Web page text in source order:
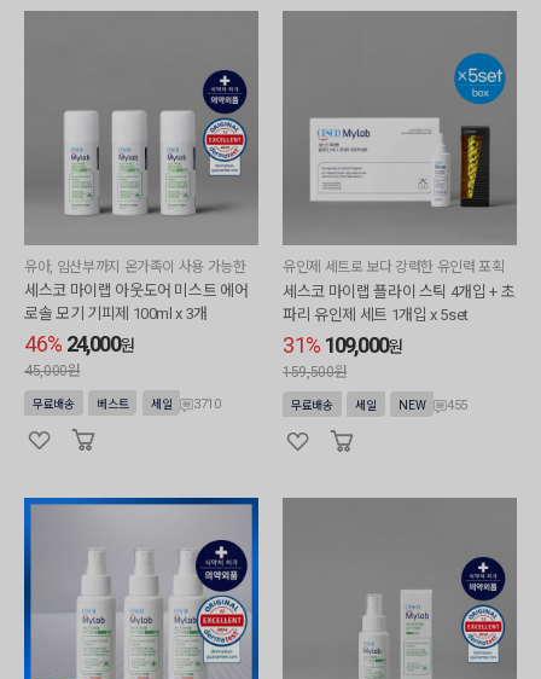
유아, 임산부까지 온가족이 사용 가능한
세스코 마이랩 아웃도어 미스트 에어
로솔 모기 기피제 100ml x 3개
46% 24,000원
45,000원
무료배송 베스트 세일 3710
유인제 세트로 보다 강력한 유인력 포획
력
세스코 마이랩 플라이 스틱 4개입 + 초
파리 유인제 세트 1개입 x 5set
31% 109,000원
159,500원
무료배송 세일 NEW 455